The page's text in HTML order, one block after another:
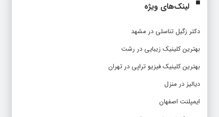
لینک‌های ویژه
دکتر زگیل تناسلی در مشهد
بهترین کلینیک زیبایی در رشت
بهترین کلینیک فیزیو تراپی در تهران
دیالیز در منزل
ایمپلنت اصفهان